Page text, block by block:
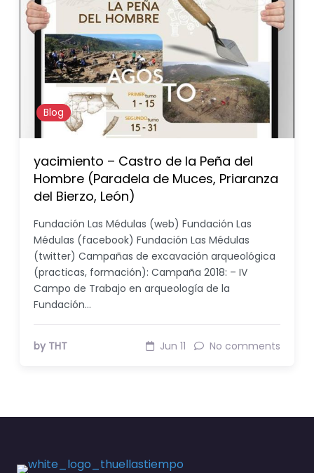
Blog
yacimiento – Castro de la Peña del
Hombre (Paradela de Muces, Priaranza
del Bierzo, León)
Fundación Las Médulas (web) Fundación Las
Médulas (facebook) Fundación Las Médulas
(twitter) Campañas de excavación arqueológica
(practicas, formación): Campaña 2018: – IV
Campo de Trabajo en arqueología de la
Fundación…
by THT Jun 11 No comments